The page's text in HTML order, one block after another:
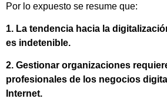
Por lo expuesto se resume que:
1. La tendencia hacia la
es indetenible.
2. Gestionar organizaciones
profesionales de los negocios
Internet.